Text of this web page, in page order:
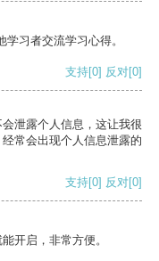
习者交流学习心得。
支持[0] 反对[0]
泄露个人信息，这让我很
常会出现个人信息泄露的
支持[0] 反对[0]
开启，非常方便。